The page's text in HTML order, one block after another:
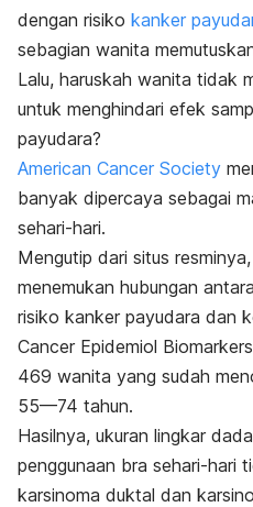
dengan risiko kanker
sebagian wanita
Lalu, haruskah wanita tidak
untuk menghindari efek
payudara?
American Cancer Society
banyak dipercaya sebagai
sehari-hari.
Mengutip dari situs
menemukan hubungan
risiko kanker payudara dan
Cancer Epidemiol Biomarkers
469 wanita yang sudah
55—74 tahun.
Hasilnya, ukuran lingkar
penggunaan bra sehari-hari
karsinoma duktal dan